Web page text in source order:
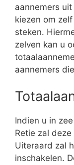
aannemers
kiezen om
steken.
zelven kan u
aannemers
Indien u in
Retie zal
Uiteraard zal
inschakelen.